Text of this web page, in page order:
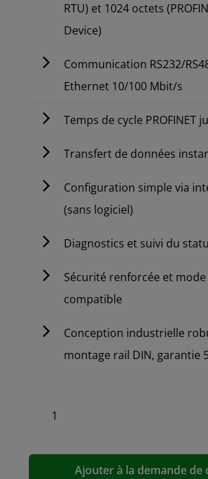
RTU) et 1024 octets
Device)
Communication RS232/
Ethernet 10/100 Mbit/s
Temps de cycle PROFINET
Transfert de données
Configuration simple via
(sans logiciel)
Diagnostics et suivi du
Sécurité renforcée et mode
compatible
Conception industrielle
montage rail DIN, garantie
Ajouter à la demande de